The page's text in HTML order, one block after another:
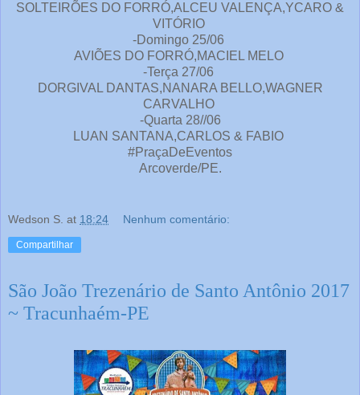
SOLTEIRÕES DO FORRÓ,ALCEU VALENÇA,YCARO &
VITÓRIO
-Domingo 25/06
AVIÕES DO FORRÓ,MACIEL MELO
-Terça 27/06
DORGIVAL DANTAS,NANARA BELLO,WAGNER
CARVALHO
-Quarta 28//06
LUAN SANTANA,CARLOS & FABIO
#PraçaDeEventos
Arcoverde/PE.
Wedson S. at 18:24 Nenhum comentário:
Compartilhar
São João Trezenário de Santo Antônio 2017
~ Tracunhaém-PE